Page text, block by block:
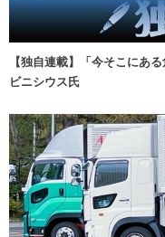
【独自連載】「今そこにあ
ビニシウス氏